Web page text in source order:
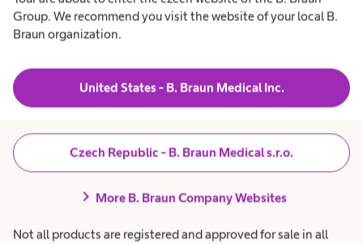
Group. We recommend you visit the website of your local B.
Braun organization.
United States - B. Braun Medical Inc.
Czech Republic - B. Braun Medical s.r.o.
chevron_right More B. Braun Company Websites
Not all products are registered and approved for sale in all
1h před vyšetřením 0,5 – 0,75l tekutin (vodu
(neperlivou), případně neslazený čaj), poté již
močových měchýřem!
UZ krku, ŠZ= nemít na krku žádný šperk, řetízek…
UZ prsou= bez předchozí přípravy
UZ cév, žil a tepen